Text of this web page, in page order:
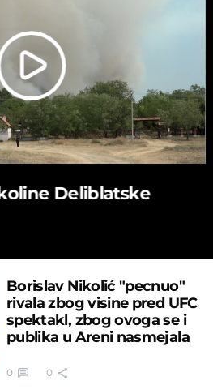
Deliblatske
Borislav Nikolić "pecnuo"
rivala zbog visine pred UFC
spektakl, zbog ovoga se i
publika u Areni nasmejala
0 0